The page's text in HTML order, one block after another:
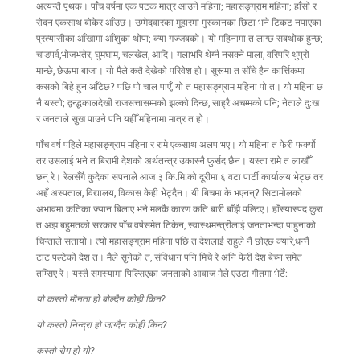
अत्यन्तै पृथक। पाँच वर्षमा एक पटक मात्र आउने महिना; महासङ्ग्राम महिना; हाँसो र
रोदन एकसाथ बोकेर आँउछ। उम्मेदवारका मुहारमा मुस्कानका छिटा भने टिकट नपाएका
प्रत्यासीका आँखामा आँशुका थोपा; क्या गज्जबको। यो महिनामा त लाग्छ सबथोक हुन्छ;
चाडपर्व,भोजभतेर, घुमघाम, चलखेल, आदि। गलाभरि थेग्नै नसक्ने माला, वरिपरि थुप्रो
मान्छे, छेऊमा बाजा। यो मैले कतै देखेको परिवेश हो। सुरूमा त सोँचे हैन कार्त्तिकमा
कसको बिहे हुन आँटेछ? पछि पो चाल पाएँ, यो त महासङ्ग्राम महिना पो त। यो महिना छ
नै यस्तो; द्वन्द्धकालदेखी राजसत्तासम्मको झल्को दिन्छ, साह्रै अचम्मको पनि; नेताले दु:ख
र जनताले सुख पाउने पनि यहीँ महिनामा मात्र त हो।
पाँच वर्ष पहिले महासङ्ग्राम महिना र रामे एकसाथ अलप भए। यो महिना त फेरी फर्क्यो
तर उसलाई भने त बिरामी देशको अर्थतन्त्र उकास्नै फुर्सद छैन। यस्ता रामे त लाखौँ
छन् रे। रेलसँगै कुदेका सपनाले आज ३ कि.मि.को दूरीमा ६ वटा पार्टी कार्यालय भेट्छ तर
अहँ अस्पताल, विद्यालय, विकास केही भेट्दैन। यी बिचमा के भएनन्? सिटामोलको
अभावमा कतिका ज्यान बिलाए भने मलकै कारण कति बारी बाँझै पल्टिए। हाँस्यास्पद कुरा
त अझ बहुमतको सरकार पाँच वर्षसमेत टिकेन, स्वास्थमन्त्रीलाई जनताभन्दा पाहुनाको
चिन्ताले सतायो। त्यो महासङ्ग्राम महिना पछि त देशलाई राहुले नै छोएछ क्यारे,धन्नै
टाट पल्टेको देश त। मैले सुनेको त, संविधान पनि मिचे रे अनि फेरी देश बेच्न समेत
तम्सिए रे। यस्तै समस्यामा पिल्सिएका जनताको आवाज मैले एउटा गीतमा भेटेँ:
यो कस्तो मौनता हो बोल्दैन कोही किन?
यो कस्तो निन्द्रा हो जाग्दैन कोही किन?
कस्तो रोग हो यो?